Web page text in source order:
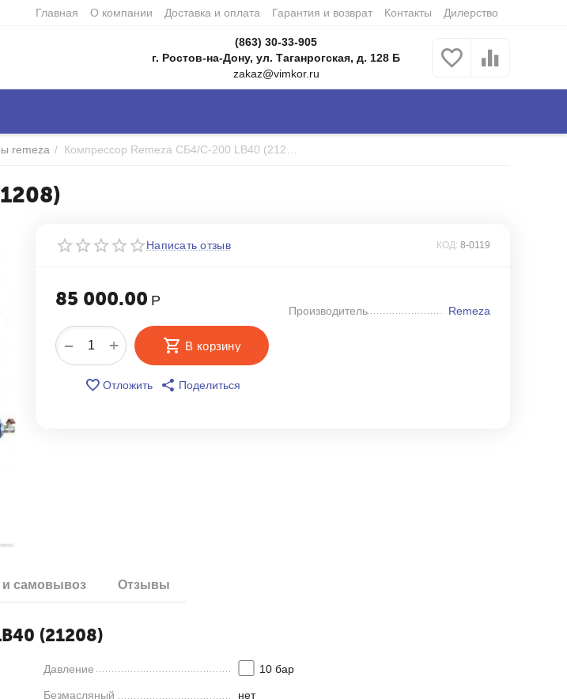
Главная О компании Доставка и оплата Гарантия и возврат Контакты Дилерство
(863) 30-33-905
г. Ростов-на-Дону, ул. Таганрогская, д. 128 Б
zakaz@vimkor.ru
remeza /
Написать отзыв КОД: 8-0119
85 000.00 Р
+
− В корзину
Отложить Поделиться
Производитель Remeza
и самовывоз Отзывы
(21208)
Давление 10 бар
Безмасляный
нет